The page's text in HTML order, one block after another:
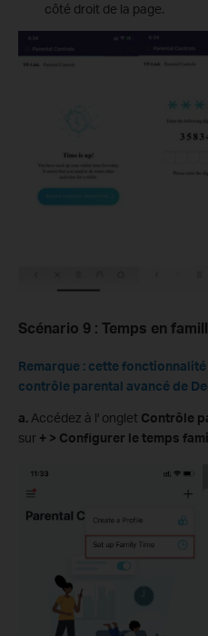
côté droit de la page.
Scénario 9 : Temps en
Remarque : cette
contrôle parental avancé de
a. Accédez à l' onglet Contrôle
sur + > Configurer le temps